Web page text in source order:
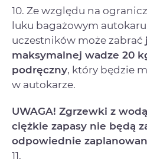
10. Ze względu na
luku bagażowym
uczestników może zabrać
maksymalnej wadze 20
podręczny, który będzie
w autokarze.
UWAGA! Zgrzewki z
ciężkie zapasy nie będą
odpowiednie
11.